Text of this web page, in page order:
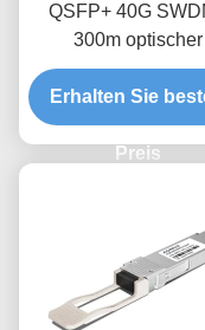
QSFP+ 40G
300m optischer
Erhalten Sie
Preis